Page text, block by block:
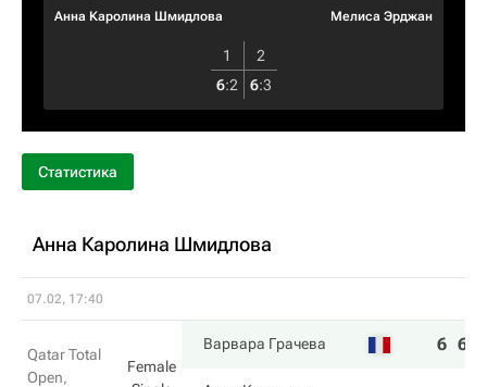
Анна Каролина Шмидлова Мелиса Эрджан
1
2
6:2 6:3
Статистика
Анна Каролина Шмидлова
07.02, 17:40
Qatar Total
Open,
Female
Варвара Грачева 6 6